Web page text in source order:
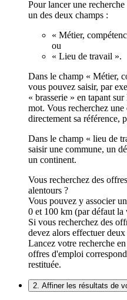
Pour lancer une
un des deux champs :
« Métier,
ou
« Lieu de travail ».
Dans le champ « Métier,
vous pouvez saisir, par
« brasserie » en tapant
mot. Vous recherchez
directement sa référence,
Dans le champ « lieu de
saisir une commune, un
un continent.
Vous recherchez des
alentours ?
Vous pouvez y associer
0 et 100 km (par défaut la
Si vous recherchez des
devez alors effectuer deux
Lancez votre recherche
offres d'emploi
restituée.
2. Affiner les résultats de